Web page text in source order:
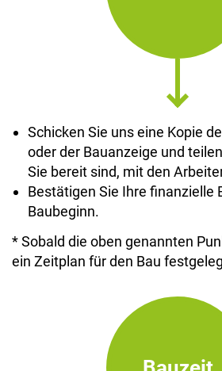
Schicken Sie uns eine Kopie
oder der Bauanzeige und
Sie bereit sind, mit den
Bestätigen Sie Ihre finanzielle
Baubeginn.
* Sobald die oben genannten
ein Zeitplan für den Bau